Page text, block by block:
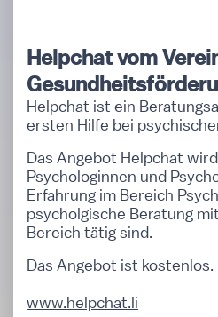
Helpchat vom
Helpchat ist ein
ersten Hilfe bei
Das Angebot Helpchat
Psychologinnen und
Erfahrung im Bereich
psycholgische Beratung
Bereich tätig sind.
Das Angebot ist kostenlos.
www.helpchat.li